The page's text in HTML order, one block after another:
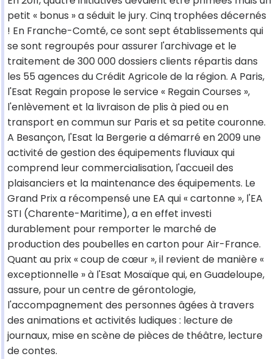
petit « bonus » a séduit le jury. Cinq trophées décernés
! En Franche-Comté, ce sont sept établissements qui
se sont regroupés pour assurer l'archivage et le
traitement de 300 000 dossiers clients répartis dans
les 55 agences du Crédit Agricole de la région. A Paris,
l'Esat Regain propose le service « Regain Courses »,
l'enlèvement et la livraison de plis à pied ou en
transport en commun sur Paris et sa petite couronne.
A Besançon, l'Esat la Bergerie a démarré en 2009 une
activité de gestion des équipements fluviaux qui
comprend leur commercialisation, l'accueil des
plaisanciers et la maintenance des équipements. Le
Grand Prix a récompensé une EA qui « cartonne », l'EA
STI (Charente-Maritime), a en effet investi
durablement pour remporter le marché de
production des poubelles en carton pour Air-France.
Quant au prix « coup de cœur », il revient de manière «
exceptionnelle » à l'Esat Mosaïque qui, en Guadeloupe,
assure, pour un centre de gérontologie,
l'accompagnement des personnes âgées à travers
des animations et activités ludiques : lecture de
journaux, mise en scène de pièces de théâtre, lecture
de contes.